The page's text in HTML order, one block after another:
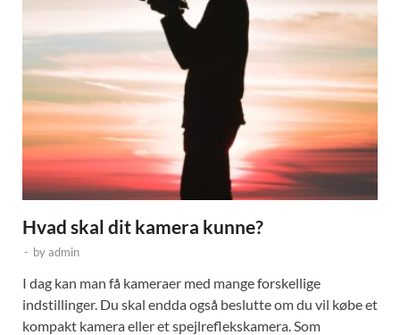
Hvad skal dit kamera kunne?
- byadmin
I dag kan man få kameraer med mange forskellige
indstillinger. Du skal endda også beslutte om du vil købe et
kompakt kamera eller et spejlreflekskamera. Som